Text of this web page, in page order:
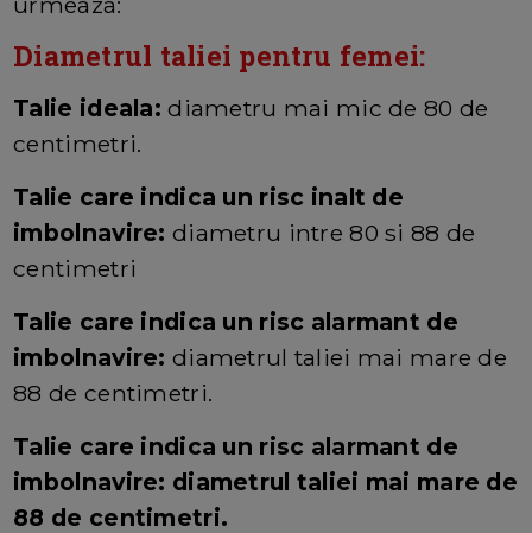
Diametrul taliei pentru femei:
Talie ideala: diametru mai mic de 80 de
centimetri.
Talie care indica un risc inalt de
imbolnavire: diametru intre 80 si 88 de
centimetri
Talie care indica un risc alarmant de
imbolnavire: diametrul taliei mai mare de
88 de centimetri.
Talie care indica un risc alarmant de
imbolnavire: diametrul taliei mai mare de
88 de centimetri.